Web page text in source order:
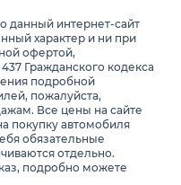
данный интернет-сайт
характер и ни при
офертой,
Гражданского кодекса
подробной
пожалуйста,
Все цены на сайте
покупку автомобиля
обязательные
отдельно.
подробно можете